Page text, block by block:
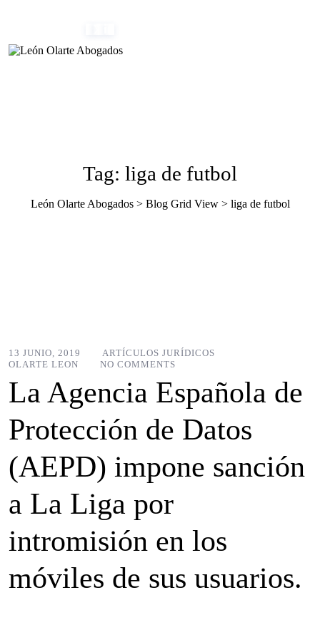
Tag: liga de futbol
León Olarte Abogados> Blog Grid View> liga de futbol
13 JUNIO, 2019
ARTÍCULOS JURÍDICOS
OLARTE LEON
NO COMMENTS
La Agencia Española de
Protección de Datos
(AEPD) impone sanción
a La Liga por
intromisión en los
móviles de sus usuarios.